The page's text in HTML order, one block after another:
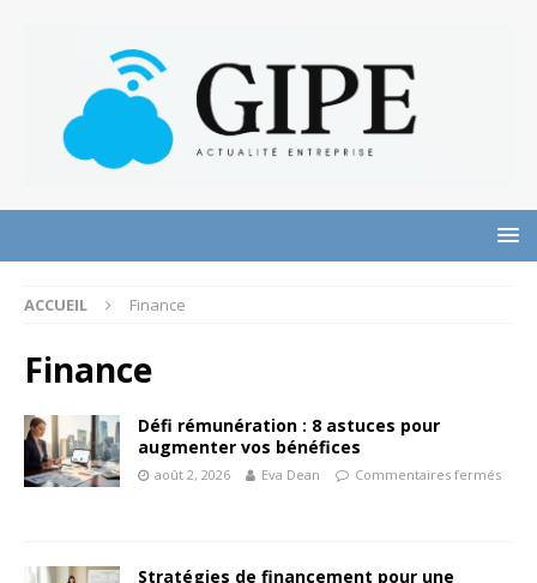
ACCUEIL Finance
Finance
Défi rémunération : 8 astuces pour
augmenter vos bénéfices
août 2, 2026 Eva Dean Commentaires fermés
Stratégies de financement pour une